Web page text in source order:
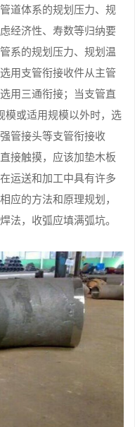
道体系的规划压力、规
经济性、寿数等归纳要
系的规划压力、规划温
用支管衔接收件从主管
用三通衔接；当支管直
模或适用规模以外时，选
管接头等支管衔接收
接触摸，应该加垫木板
运送和加工中具有许多
应的方法和原理规划，
法，收弧应填满弧坑。